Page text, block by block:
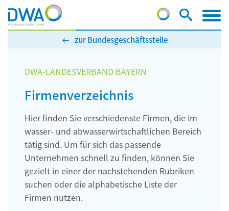
zur Bundesgeschäftsstelle
DWA-LANDESVERBAND BAYERN
Firmenverzeichnis
Hier finden Sie verschiedenste Firmen, die im
wasser- und abwasserwirtschaftlichen Bereich
tätig sind. Um für sich das passende
Unternehmen schnell zu finden, können Sie
gezielt in einer der nachstehenden Rubriken
suchen oder die alphabetische Liste der
Firmen nutzen.